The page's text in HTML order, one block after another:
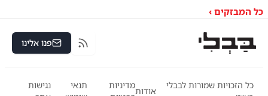
כל המבזקים ›
RSS פנו אלינו
כל הזכויות שמורות לבבלי
אודות
מדיניות
תנאי
נגישות